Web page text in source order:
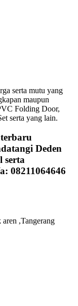
serta mutu yang
maupun
Folding Door,
serta yang lain.
Deden
serta
08211064646
,Tangerang